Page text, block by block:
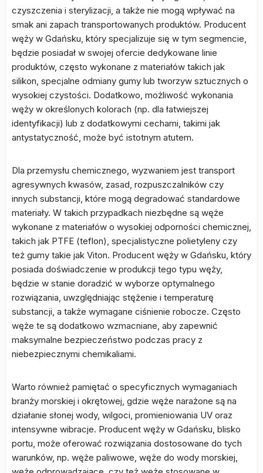
czyszczenia i sterylizacji, a także nie mogą wpływać na
smak ani zapach transportowanych produktów. Producent
węży w Gdańsku, który specjalizuje się w tym segmencie,
będzie posiadał w swojej ofercie dedykowane linie
produktów, często wykonane z materiałów takich jak
silikon, specjalne odmiany gumy lub tworzyw sztucznych o
wysokiej czystości. Dodatkowo, możliwość wykonania
węży w określonych kolorach (np. dla łatwiejszej
identyfikacji) lub z dodatkowymi cechami, takimi jak
antystatyczność, może być istotnym atutem.
Dla przemysłu chemicznego, wyzwaniem jest transport
agresywnych kwasów, zasad, rozpuszczalników czy
innych substancji, które mogą degradować standardowe
materiały. W takich przypadkach niezbędne są węże
wykonane z materiałów o wysokiej odporności chemicznej,
takich jak PTFE (teflon), specjalistyczne polietyleny czy
też gumy takie jak Viton. Producent węży w Gdańsku, który
posiada doświadczenie w produkcji tego typu węży,
będzie w stanie doradzić w wyborze optymalnego
rozwiązania, uwzględniając stężenie i temperaturę
substancji, a także wymagane ciśnienie robocze. Często
węże te są dodatkowo wzmacniane, aby zapewnić
maksymalne bezpieczeństwo podczas pracy z
niebezpiecznymi chemikaliami.
Warto również pamiętać o specyficznych wymaganiach
branży morskiej i okrętowej, gdzie węże narażone są na
działanie słonej wody, wilgoci, promieniowania UV oraz
intensywne wibracje. Producent węży w Gdańsku, blisko
portu, może oferować rozwiązania dostosowane do tych
warunków, np. węże paliwowe, węże do wody morskiej,